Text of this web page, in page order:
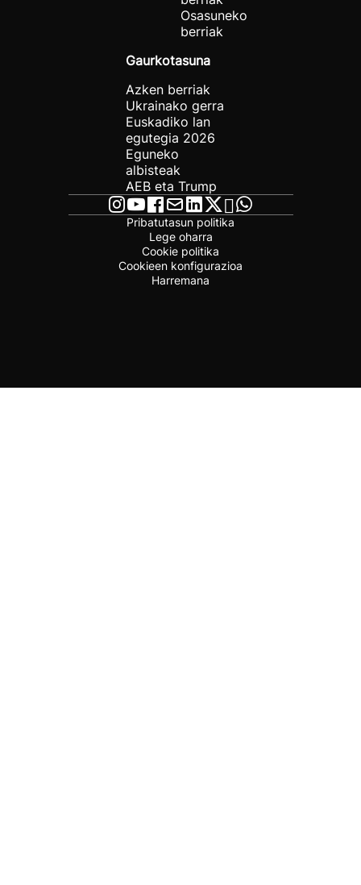
Osasuneko
berriak
Gaurkotasuna
Azken berriak
Ukrainako gerra
Euskadiko lan
egutegia 2026
Eguneko
albisteak
AEB eta Trump
Pribatutasun politika
Lege oharra
Cookie politika
Cookieen konfigurazioa
Harremana